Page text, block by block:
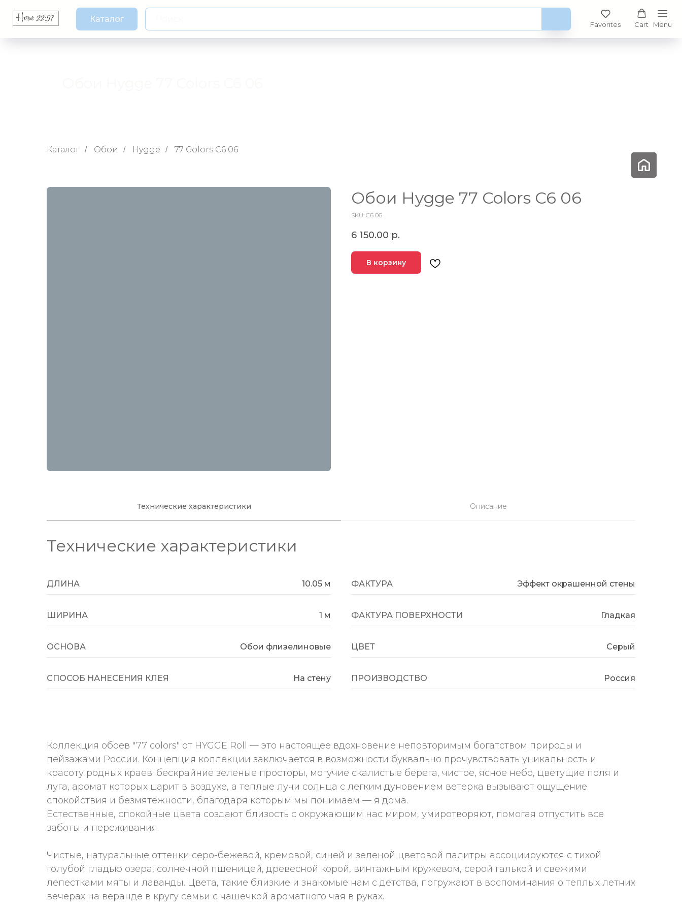
Каталог
Favorites Cart Menu
Каталог / Обои / Hygge / 77 Colors C6 06
Обои Hygge 77 Colors C6 06
SKU: C6 06
6 150.00 р.
В корзину
Технические характеристики Описание
Технические характеристики
ДЛИНА 10.05 м
ШИРИНА 1 м
ОСНОВА Обои флизелиновые
СПОСОБ НАНЕСЕНИЯ КЛЕЯ На стену
ФАКТУРА Эффект окрашенной стены
ФАКТУРА ПОВЕРХНОСТИ Гладкая
ЦВЕТ Серый
ПРОИЗВОДСТВО Россия
Коллекция обоев "77 colors" от HYGGE Roll — это настоящее вдохновение неповторимым богатством природы и
пейзажами России. Концепция коллекции заключается в возможности буквально прочувствовать уникальность и
красоту родных краев: бескрайние зеленые просторы, могучие скалистые берега, чистое, ясное небо, цветущие поля и
луга, аромат которых царит в воздухе, а теплые лучи солнца с легким дуновением ветерка вызывают ощущение
спокойствия и безмятежности, благодаря которым мы понимаем — я дома.
Естественные, спокойные цвета создают близость с окружающим нас миром, умиротворяют, помогая отпустить все
заботы и переживания.
Чистые, натуральные оттенки серо-бежевой, кремовой, синей и зеленой цветовой палитры ассоциируются с тихой
голубой гладью озера, солнечной пшеницей, древесной корой, винтажным кружевом, серой галькой и свежими
лепестками мяты и лаванды. Цвета, такие близкие и знакомые нам с детства, погружают в воспоминания о теплых летних
вечерах на веранде в кругу семьи с чашечкой ароматного чая в руках.